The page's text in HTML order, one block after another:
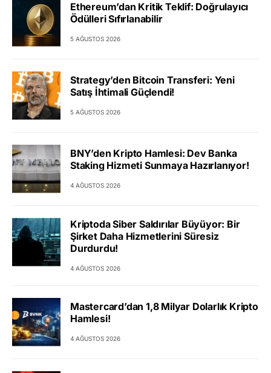
Ethereum’dan Kritik Teklif: Doğrulayıcı
Ödülleri Sıfırlanabilir
5 AĞUSTOS 2026
Strategy’den Bitcoin Transferi: Yeni
Satış İhtimali Güçlendi!
5 AĞUSTOS 2026
BNY’den Kripto Hamlesi: Dev Banka
Staking Hizmeti Sunmaya Hazırlanıyor!
4 AĞUSTOS 2026
Kriptoda Siber Saldırılar Büyüyor: Bir
Şirket Daha Hizmetlerini Süresiz
Durdurdu!
4 AĞUSTOS 2026
Mastercard’dan 1,8 Milyar Dolarlık Kripto
Hamlesi!
4 AĞUSTOS 2026